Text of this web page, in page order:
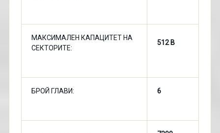
МАКСИМАЛЕН КАПАЦИТЕТ НА
СЕКТОРИТЕ:
512 B
БРОЙ ГЛАВИ: 6